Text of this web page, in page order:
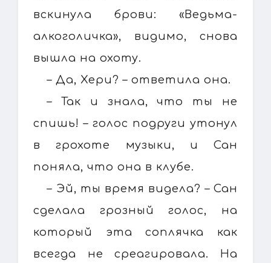
вскинула брови: «Ведьма-
алкоголичка», видимо, снова
вышла на охоту.
– Да, Хери? – ответила она.
– Так и знала, что ты не
спишь! – голос подруги утонул
в грохоте музыки, и Сан
поняла, что она в клубе.
– Эй, ты время видела? – Сан
сделала грозный голос, на
который эта соплячка как
всегда не среагировала. На